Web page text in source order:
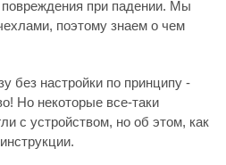
при падении. Мы
поэтому знаем о чем
без настройки по принципу -
Но некоторые все-таки
с устройством, но об этом, как